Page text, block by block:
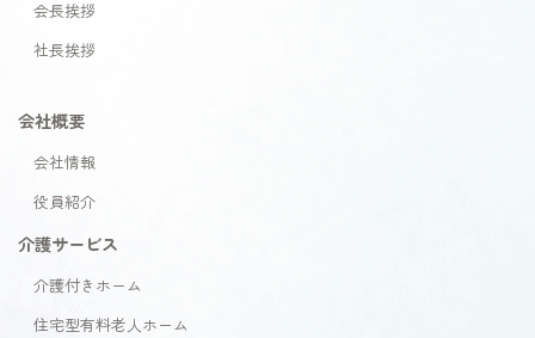
会長挨拶
社長挨拶
会社概要
会社情報
役員紹介
介護サービス
介護付きホーム
住宅型有料老人ホーム